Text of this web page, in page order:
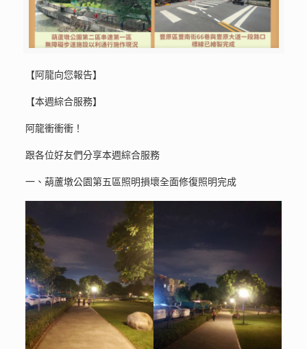
【阿龍向您報告】
【本週綜合服務】
阿龍衝衝衝！
跟各位好友們分享本週綜合服務
一、葫蘆墩公園第五區照明損壞全面修復照明完成